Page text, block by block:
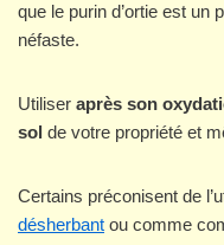
que le purin d’ortie est un
néfaste.
Utiliser après son
sol de votre propriété et
Certains préconisent de
désherbant ou comme